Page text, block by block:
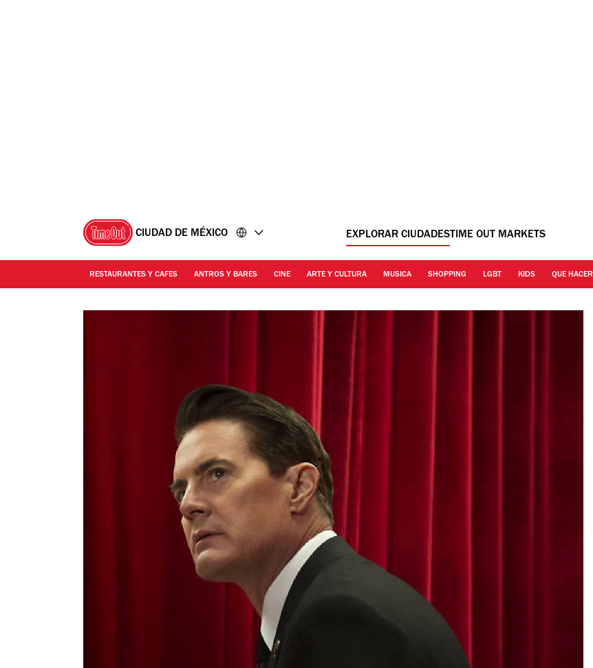
CIUDAD DE MÉXICO EXPLORAR CIUDADESTIME OUT MARKETS
RESTAURANTES Y CAFES ANTROS Y BARES CINE ARTE Y CULTURA MUSICA SHOPPING LGBT KIDS QUE HACER